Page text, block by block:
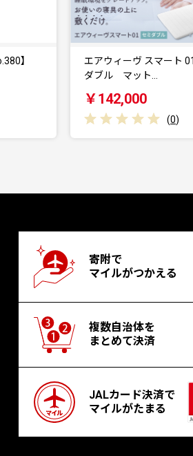
マート 01 セミ
エアウィーヴ
S02 シング…
￥436,000
寄附で
マイルがつかえる
複数自治体を
まとめて決済
JALカード決済で
マイルがたまる